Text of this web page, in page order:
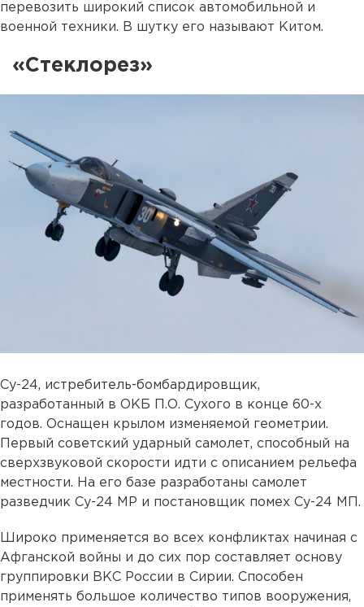
перевозить широкий список автомобильной и
военной техники. В шутку его называют Китом.
«Стеклорез»
Су-24, истребитель-бомбардировщик,
разработанный в ОКБ П.О. Сухого в конце 60-х
годов. Оснащен крылом изменяемой геометрии.
Первый советский ударный самолет, способный на
сверхзвуковой скорости идти с описанием рельефа
местности. На его базе разработаны самолет
разведчик Су-24 МР и постановщик помех Су-24 МП.
Широко применяется во всех конфликтах начиная с
Афганской войны и до сих пор составляет основу
группировки ВКС России в Сирии. Способен
применять большое количество типов вооружения,